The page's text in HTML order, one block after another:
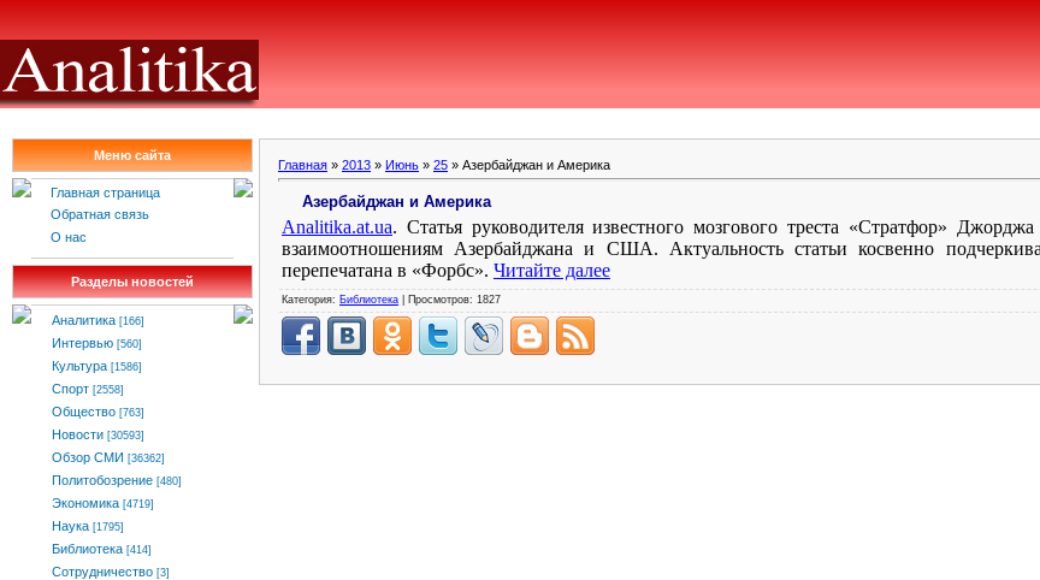
Меню сайта
Главная страница
Обратная связь
О нас
Разделы новостей
Аналитика [166]
Интервью [560]
Культура [1586]
Спорт [2558]
Общество [763]
Новости [30593]
Обзор СМИ [36362]
Политобозрение [480]
Экономика [4719]
Наука [1795]
Библиотека [414]
Сотрудничество [3]
Главная » 2013 » Июнь » 25 » Азербайджан и Америка
Азербайджан и Америка
Analitika.at.ua. Статья руководителя известного мозгового треста «Стратфор»
взаимоотношениям Азербайджана и США. Актуальность статьи косвенно
перепечатана в «Форбс». Читайте далее
Категория: Библиотека | Просмотров: 1827